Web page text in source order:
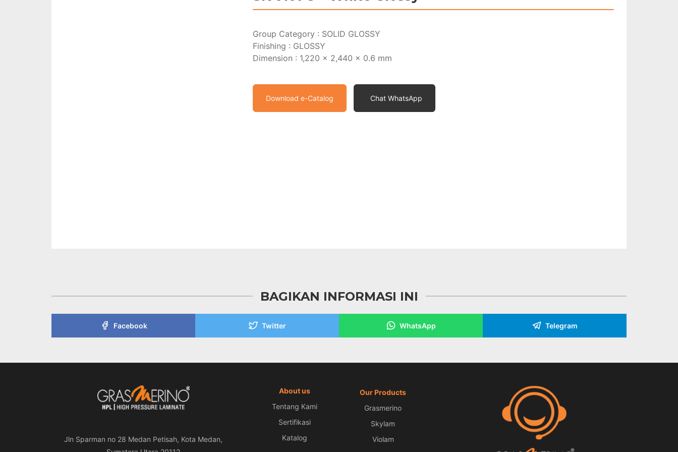
Group Category : SOLID GLOSSY
Finishing : GLOSSY
Dimension : 1,220 x 2,440 x 0.6 mm
Download e-Catalog Chat WhatsApp
BAGIKAN INFORMASI INI
Facebook Twitter WhatsApp Telegram
Jln Sparman no 28 Medan Petisah, Kota Medan,
About us
Tentang Kami
Sertifikasi
Katalog
Our Products
Grasmerino
Skylam
Violam